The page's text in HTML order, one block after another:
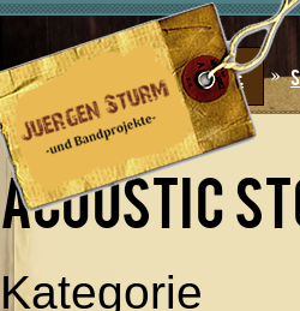
Home
AKTUELLE SEITE:
STARTSEITE »
ACOUSTIC STORM:
"SILVESTERPARTY"
Acoustic
Kategorie
JahrMonat
JahrMonat